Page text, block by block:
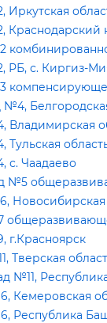
с. Киргиз-
с. Чаадаево
Республика
Кемеровская
Республика